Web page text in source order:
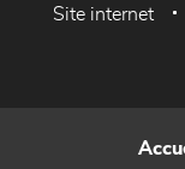
Site internet